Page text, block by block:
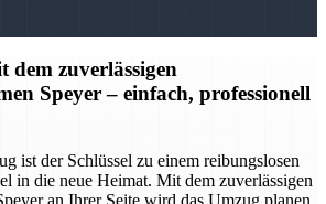
dem zuverlässigen
Speyer – einfach, professionell
ist der Schlüssel zu einem reibungslosen
in die neue Heimat. Mit dem zuverlässigen
an Ihrer Seite wird das Umzug planen